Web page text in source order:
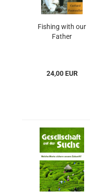
Fishing with our
Father
24,00 EUR